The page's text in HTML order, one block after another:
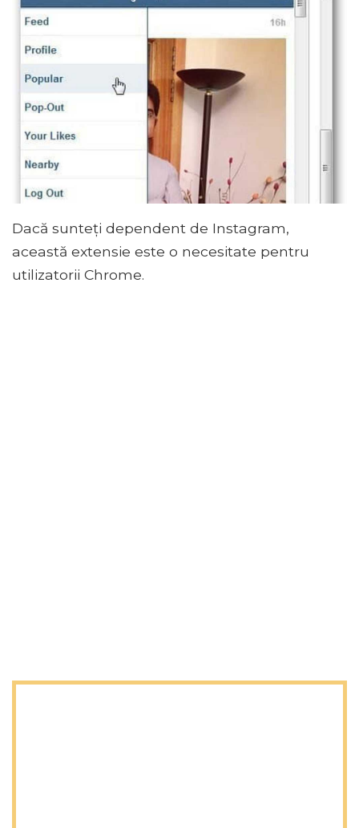
Dacă sunteți dependent de Instagram,
această extensie este o necesitate pentru
utilizatorii Chrome.